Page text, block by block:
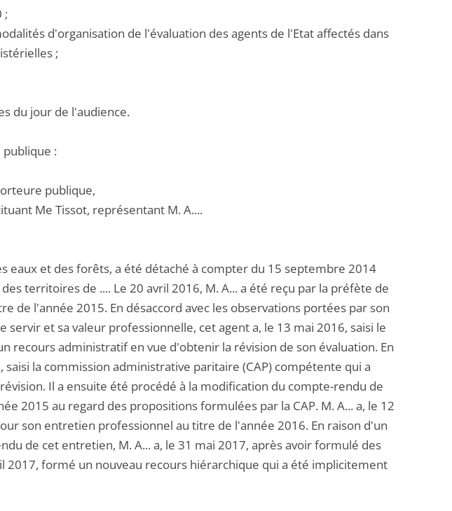
;
d'organisation de l'évaluation des agents de l'Etat affectés dans
;
du jour de l'audience.
:
publique,
Me Tissot, représentant M. A....
eaux et des forêts, a été détaché à compter du 15 septembre 2014
territoires de .... Le 20 avril 2016, M. A... a été reçu par la préfète de
de l'année 2015. En désaccord avec les observations portées par son
et sa valeur professionnelle, cet agent a, le 13 mai 2016, saisi le
recours administratif en vue d'obtenir la révision de son évaluation. En
saisi la commission administrative paritaire (CAP) compétente qui a
Il a ensuite été procédé à la modification du compte-rendu de
2015 au regard des propositions formulées par la CAP. M. A... a, le 12
son entretien professionnel au titre de l'année 2016. En raison d'un
de cet entretien, M. A... a, le 31 mai 2017, après avoir formulé des
2017, formé un nouveau recours hiérarchique qui a été implicitement